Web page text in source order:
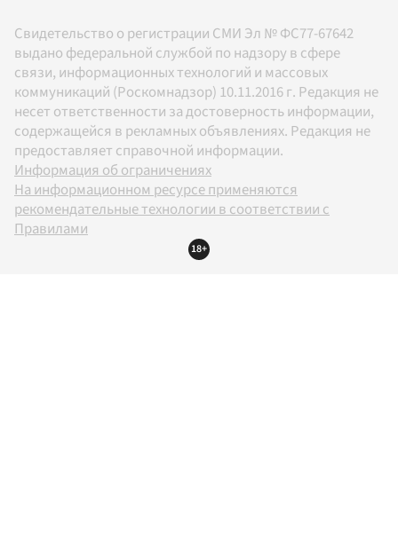
Свидетельство о регистрации СМИ Эл № ФС77-67642
выдано федеральной службой по надзору в сфере
связи, информационных технологий и массовых
коммуникаций (Роскомнадзор) 10.11.2016 г. Редакция не
несет ответственности за достоверность информации,
содержащейся в рекламных объявлениях. Редакция не
предоставляет справочной информации.
Информация об ограничениях
На информационном ресурсе применяются
рекомендательные технологии в соответствии с
Правилами
18+